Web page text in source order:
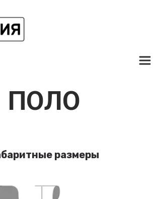
ПОЛО
размеры